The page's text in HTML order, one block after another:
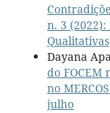
n. 3 (2022):
Qualitativas
Dayana
do FOCEM
no
julho